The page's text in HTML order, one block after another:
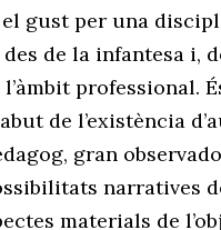
gust per una
de la infantesa i,
professional.
de l’existència
gran
narratives
materials de